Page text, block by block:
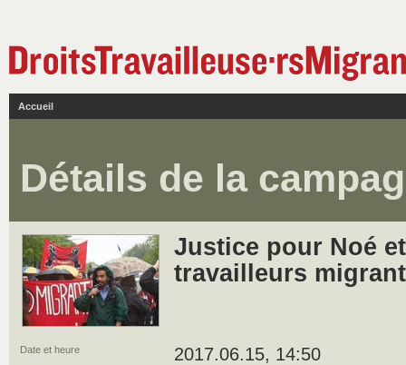
Accueil
Détails de la
Justice pour Noé
travailleurs
Date et heure 2017.06.15, 14:50